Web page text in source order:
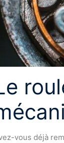
vous déjà